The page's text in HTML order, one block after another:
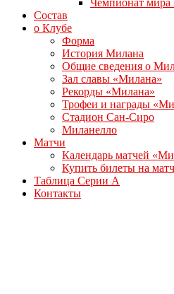
Чемпионат мира
Состав
о Клубе
Форма
История Милана
Общие сведения о
Зал славы «Милана»
Рекорды «Милана»
Трофеи и награды
Стадион Сан-Сиро
Миланелло
Матчи
Календарь матчей
Купить билеты на
Таблица Серии А
Контакты